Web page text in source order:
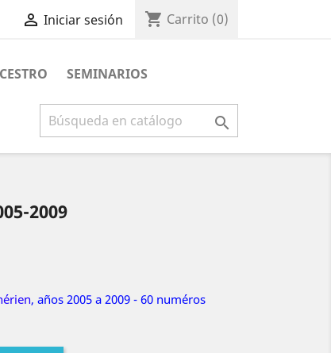
 Iniciar sesión shopping_cart Carrito (0)
SEMINARIOS

2009
, años 2005 a 2009 - 60 numéros